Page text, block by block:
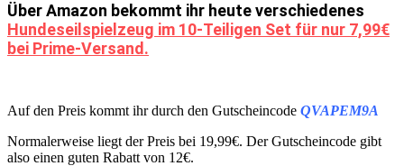
Über Amazon bekommt ihr heute verschiedenes
Hundeseilspielzeug im 10-Teiligen Set für nur 7,99€
bei Prime-Versand.
Auf den Preis kommt ihr durch den Gutscheincode QVAPEM9A
Normalerweise liegt der Preis bei 19,99€. Der Gutscheincode gibt
also einen guten Rabatt von 12€.